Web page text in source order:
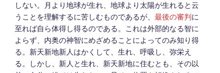
しない。月より地球が生れ、地球より太陽が生れると云
うことを理解するに苦しむものであるが、 最後の審判 に
至れば自ら体得し得るのである。これは外部的なる智に
よらず、内奥の神智にめざめることによってのみ知り得
る。新天新地新人はかくして、生れ、呼吸し、弥栄え
る。しかし、新人と生れ、新天新地に住むとも、その以